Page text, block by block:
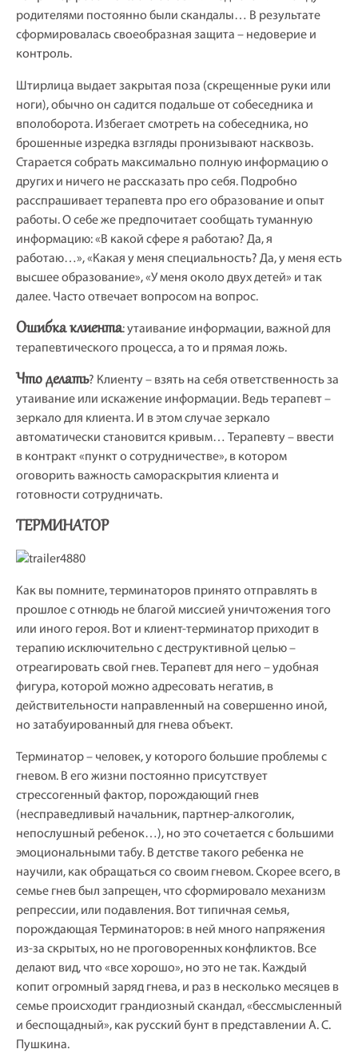
родителями постоянно были скандалы… В результате
сформировалась своеобразная защита – недоверие и
контроль.
Штирлица выдает закрытая поза (скрещенные руки или
ноги), обычно он садится подальше от собеседника и
вполоборота. Избегает смотреть на собеседника, но
брошенные изредка взгляды пронизывают насквозь.
Старается собрать максимально полную информацию о
других и ничего не рассказать про себя. Подробно
расспрашивает терапевта про его образование и опыт
работы. О себе же предпочитает сообщать туманную
информацию: «В какой сфере я работаю? Да, я
работаю…», «Какая у меня специальность? Да, у меня есть
высшее образование», «У меня около двух детей» и так
далее. Часто отвечает вопросом на вопрос.
Ошибка клиента: утаивание информации, важной для
терапевтического процесса, а то и прямая ложь.
Что делать? Клиенту – взять на себя ответственность за
утаивание или искажение информации. Ведь терапевт –
зеркало для клиента. И в этом случае зеркало
автоматически становится кривым… Терапевту – ввести
в контракт «пункт о сотрудничестве», в котором
оговорить важность самораскрытия клиента и
готовности сотрудничать.
ТЕРМИНАТОР
Как вы помните, терминаторов принято отправлять в
прошлое с отнюдь не благой миссией уничтожения того
или иного героя. Вот и клиент-терминатор приходит в
терапию исключительно с деструктивной целью –
отреагировать свой гнев. Терапевт для него – удобная
фигура, которой можно адресовать негатив, в
действительности направленный на совершенно иной,
но затабуированный для гнева объект.
Терминатор – человек, у которого большие проблемы с
гневом. В его жизни постоянно присутствует
стрессогенный фактор, порождающий гнев
(несправедливый начальник, партнер-алкоголик,
непослушный ребенок…), но это сочетается с большими
эмоциональными табу. В детстве такого ребенка не
научили, как обращаться со своим гневом. Скорее всего, в
семье гнев был запрещен, что сформировало механизм
репрессии, или подавления. Вот типичная семья,
порождающая Терминаторов: в ней много напряжения
из-за скрытых, но не проговоренных конфликтов. Все
делают вид, что «все хорошо», но это не так. Каждый
копит огромный заряд гнева, и раз в несколько месяцев в
семье происходит грандиозный скандал, «бессмысленный
и беспощадный», как русский бунт в представлении А. С.
Пушкина.